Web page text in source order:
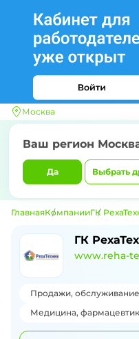
Москва
Ваш регион
Да Выбрать
ГлавнаяКомпанииГК
Отзывы о
ГК
www.reha-
Продажи,
Медицина,